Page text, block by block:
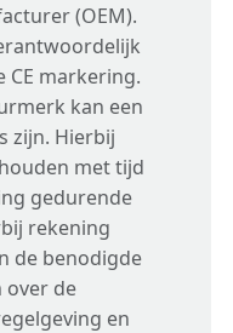
(OEM).
CE markering.
kan een
zijn. Hierbij
met tijd
gedurende
rekening
de benodigde
over de
en